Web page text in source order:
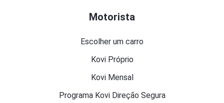
Motorista
Escolher um carro
Kovi Próprio
Kovi Mensal
Programa Kovi Direção Segura